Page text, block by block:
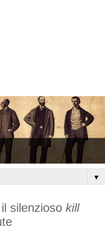
▼
silenzioso kill